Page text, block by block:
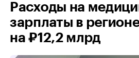
Расходы на
зарплаты в
на ₽12,2 млрд